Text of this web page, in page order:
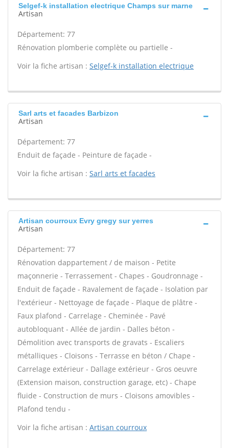
Selgef-k installation electrique Champs sur marne
Artisan
Département: 77
Rénovation plomberie complète ou partielle -
Voir la fiche artisan : Selgef-k installation electrique
Sarl arts et facades Barbizon
Artisan
Département: 77
Enduit de façade - Peinture de façade -
Voir la fiche artisan : Sarl arts et facades
Artisan courroux Evry gregy sur yerres
Artisan
Département: 77
Rénovation dappartement / de maison - Petite
maçonnerie - Terrassement - Chapes - Goudronnage -
Enduit de façade - Ravalement de façade - Isolation par
l'extérieur - Nettoyage de façade - Plaque de plâtre -
Faux plafond - Carrelage - Cheminée - Pavé
autobloquant - Allée de jardin - Dalles béton -
Démolition avec transports de gravats - Escaliers
métalliques - Cloisons - Terrasse en béton / Chape -
Carrelage extérieur - Dallage extérieur - Gros oeuvre
(Extension maison, construction garage, etc) - Chape
fluide - Construction de murs - Cloisons amovibles -
Plafond tendu -
Voir la fiche artisan : Artisan courroux